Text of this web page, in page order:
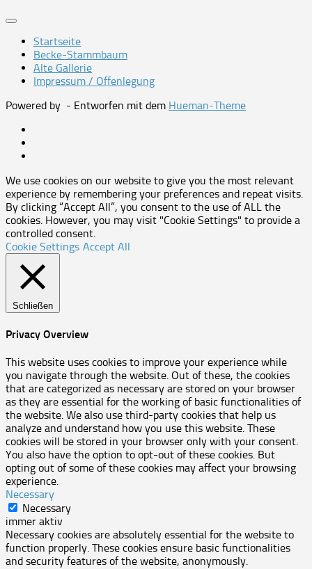
Startseite
Becke-Stammbaum
Alte Gallerie
Impressum / Offenlegung
Powered by - Entworfen mit dem Hueman-Theme
We use cookies on our website to give you the most relevant
experience by remembering your preferences and repeat visits.
By clicking “Accept All”, you consent to the use of ALL the
cookies. However, you may visit "Cookie Settings" to provide a
controlled consent.
Cookie Settings Accept All
Schließen
Privacy Overview
This website uses cookies to improve your experience while
you navigate through the website. Out of these, the cookies
that are categorized as necessary are stored on your browser
as they are essential for the working of basic functionalities of
the website. We also use third-party cookies that help us
analyze and understand how you use this website. These
cookies will be stored in your browser only with your consent.
You also have the option to opt-out of these cookies. But
opting out of some of these cookies may affect your browsing
experience.
Necessary
Necessary
immer aktiv
Necessary cookies are absolutely essential for the website to
function properly. These cookies ensure basic functionalities
and security features of the website, anonymously.